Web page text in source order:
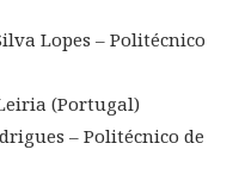
Lopes – Politécnico
(Portugal)
– Politécnico de